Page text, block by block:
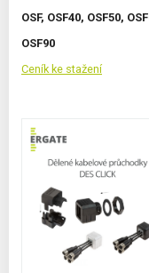
OSF, OSF40, OSF50,
OSF90
Ceník ke stažení